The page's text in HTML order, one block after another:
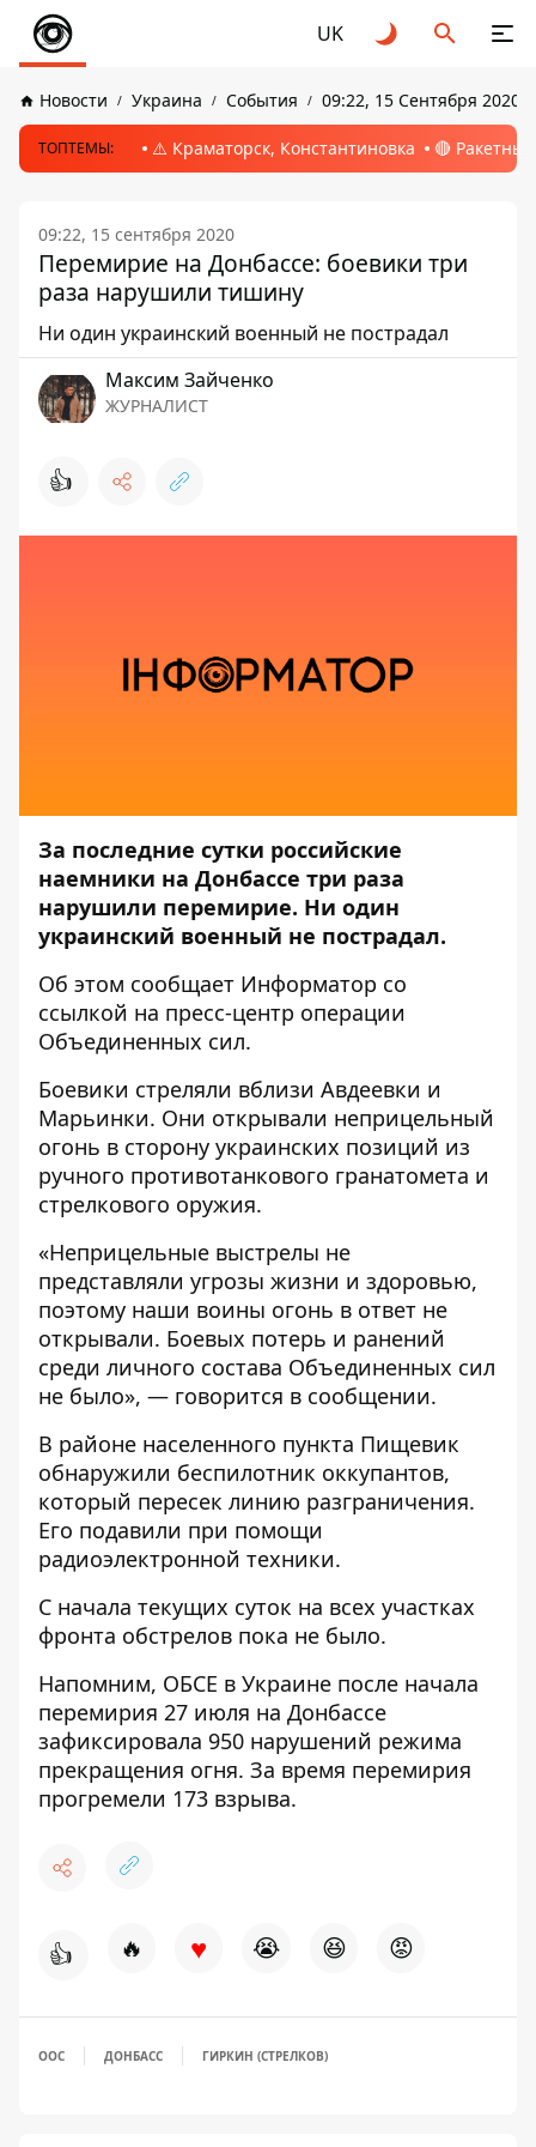
UK
Новости Украина События 09:22, 15 Сентября 2020
ТОПТЕМЫ: ⚠️ Краматорск, Константиновка 🔴
09:22, 15 сентября 2020
Перемирие на Донбассе: боевики три
раза нарушили тишину
Ни один украинский военный не пострадал
Максим Зайченко
ЖУРНАЛИСТ
👍
За последние сутки российские
наемники на Донбассе три раза
нарушили перемирие. Ни один
украинский военный не пострадал.
Об этом сообщает Информатор со
ссылкой на пресс-центр операции
Объединенных сил.
Боевики стреляли вблизи Авдеевки и
Марьинки. Они открывали неприцельный
огонь в сторону украинских позиций из
ручного противотанкового гранатомета и
стрелкового оружия.
«Неприцельные выстрелы не
представляли угрозы жизни и здоровью,
поэтому наши воины огонь в ответ не
открывали. Боевых потерь и ранений
среди личного состава Объединенных сил
не было», — говорится в сообщении.
В районе населенного пункта Пищевик
обнаружили беспилотник оккупантов,
который пересек линию разграничения.
Его подавили при помощи
радиоэлектронной техники.
С начала текущих суток на всех участках
фронта обстрелов пока не было.
Напомним, ОБСЕ в Украине после начала
перемирия 27 июля на Донбассе
зафиксировала 950 нарушений режима
прекращения огня. За время перемирия
прогремели 173 взрыва.
👍 🔥 ♥ 😭 😆 😡
ООС ДОНБАСС ГИРКИН (СТРЕЛКОВ)